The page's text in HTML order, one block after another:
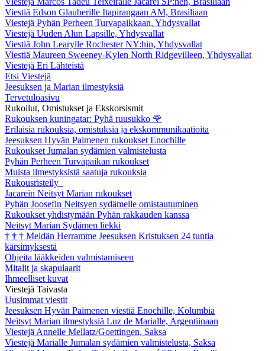
Viestiä Edson Glauberille Itapirangaan AM, Brasiliaan
Viestejä Pyhän Perheen Turvapaikkaan, Yhdysvallat
Viestejä Uuden Alun Lapsille, Yhdysvallat
Viestiä John Learylle Rochester NY:hin, Yhdysvallat
Viestiä Maureen Sweeney-Kylen North Ridgevilleen, Yhdysvallat
Viestejä Eri Lähteistä
Etsi Viestejä
Jeesuksen ja Marian ilmestyksiä
Tervetuloasivu
Rukoilut, Omistukset ja Ekskorsismit
Rukouksen kuningatar: Pyhä ruusukko 🌹
Erilaisia rukouksia, omistuksia ja ekskommunikaatioita
Jeesuksen Hyvän Paimenen rukoukset Enochille
Rukoukset Jumalan sydämien valmistelusta
Pyhän Perheen Turvapaikan rukoukset
Muista ilmestyksistä saatuja rukouksia
Rukousristeily
Jacarein Neitsyt Marian rukoukset
Pyhän Joosefin Neitsyen sydämelle omistautuminen
Rukoukset yhdistymään Pyhän rakkauden kanssa
Neitsyt Marian Sydämen liekki
† † † Meidän Herramme Jeesuksen Kristuksen 24 tuntia
kärsimyksestä
Ohjeita lääkkeiden valmistamiseen
Mitalit ja skapulaarit
Ihmeelliset kuvat
Viestejä Taivasta
Uusimmat viestit
Jeesuksen Hyvän Paimenen viestiä Enochille, Kolumbia
Neitsyt Marian ilmestyksiä Luz de Marialle, Argentiinaan
Viestejä Annelle Mellatz/Goettingen, Saksa
Viestejä Marialle Jumalan sydämien valmistelusta, Saksa